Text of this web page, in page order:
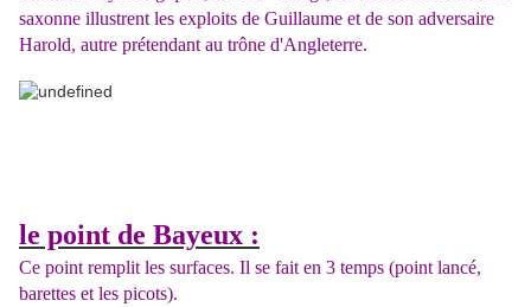
saxonne illustrent les exploits de Guillaume et de son adversaire
Harold, autre prétendant au trône d'Angleterre.
le point de Bayeux :
Ce point remplit les surfaces. Il se fait en 3 temps (point lancé,
barettes et les picots).